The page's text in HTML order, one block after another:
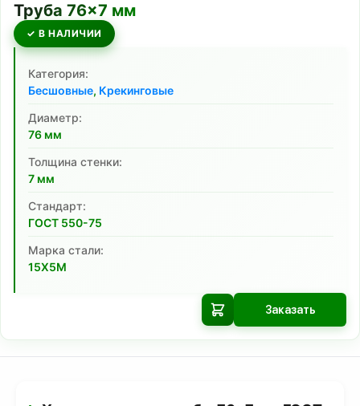
Труба 76×7 мм
✓ В НАЛИЧИИ
Категория:
Бесшовные, Крекинговые
Диаметр:
76 мм
Толщина стенки:
7 мм
Cтандарт:
ГОСТ 550-75
Марка стали:
15Х5М
Заказать